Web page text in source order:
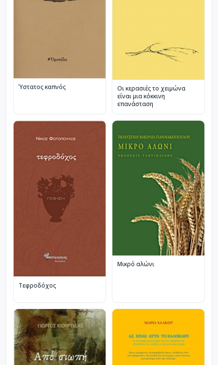
Ύστατος καπνός
Οι κερασιές το χειμώνα
είναι μια κόκκινη
επανάσταση
Τεφροδόχος
Μικρό αλώνι